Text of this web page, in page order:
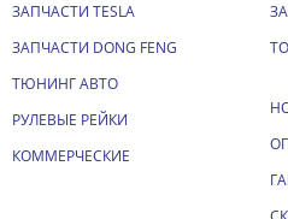
ЗАПЧАСТИ TESLA
ЗАПЧАСТИ DONG FENG
ТЮНИНГ АВТО
РУЛЕВЫЕ РЕЙКИ
КОММЕРЧЕСКИЕ